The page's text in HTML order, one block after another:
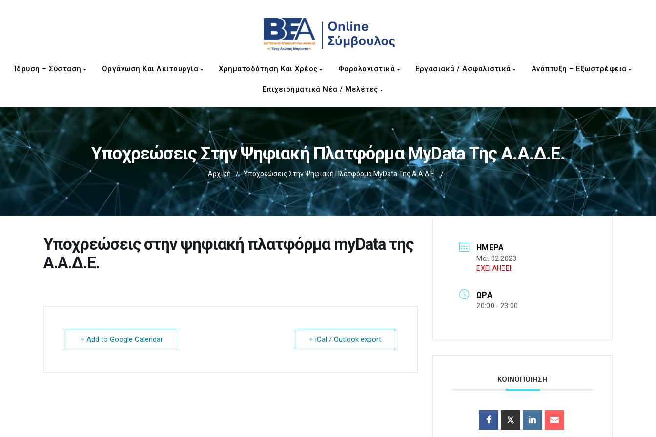
Ίδρυση – Σύσταση Οργάνωση Και Λειτουργία Χρηματοδότηση Και Χρέος Φορολογιστικά Εργασιακά / Ασφαλιστικά Ανάπτυξη – Εξωστρέφεια
Επιχειρηματικά Νέα / Μελέτες
Υποχρεώσεις Στην Ψηφιακή Πλατφόρμα MyData Της Α.Α.Δ.Ε.
Αρχική / Υποχρεώσεις Στην Ψηφιακή Πλατφόρμα MyData Της Α.Α.Δ.Ε. /
Υποχρεώσεις στην ψηφιακή πλατφόρμα myData της
Α.Α.Δ.Ε.
+ Add to Google Calendar + iCal / Outlook export
ΗΜΈΡΑ
Μάι 02 2023
ΕΧΕΙ ΛΗΞΕΙ!
ΏΡΑ
20:00 - 23:00
ΚΟΙΝΟΠΟΙΗΣΗ